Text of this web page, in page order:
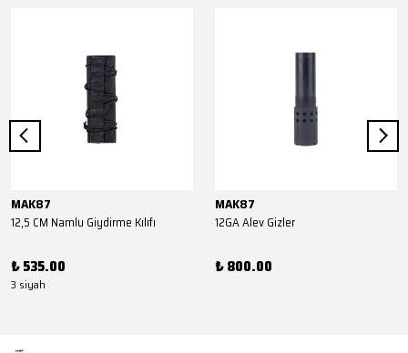
MAK87
12,5 CM Namlu Giydirme Kılıfı
₺ 535.00
3 siyah
MAK87
12GA Alev Gizler
₺ 800.00